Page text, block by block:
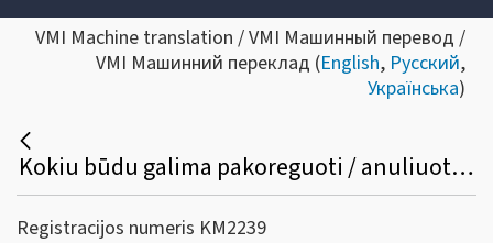
VMI Machine translation / VMI Машинный перевод /
VMI Машинний переклад (English, Русский,
Українська)
Kokiu būdu galima pakoreguoti / anuliuoti jau išrašytą PVM sąskaitą faktūrą /sąskaitą faktūrą ir kitus pajamų ir išlaidų dokumentus?
Registracijos numeris KM2239